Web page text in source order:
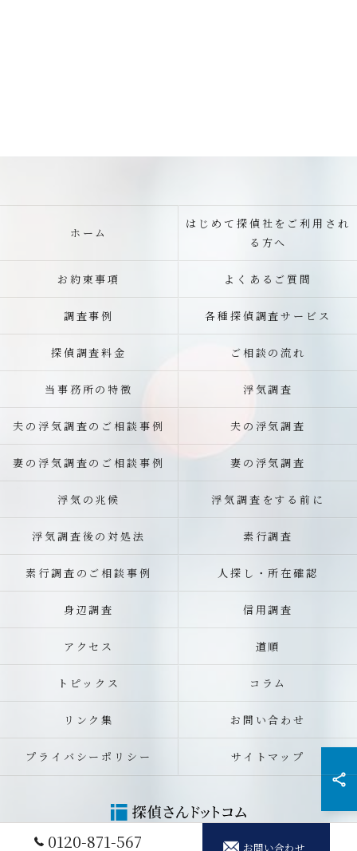
0120-871-567 お問い合わせ
ホーム
はじめて探偵社をご利用され
る方へ
お約束事項 よくあるご質問
調査事例 各種探偵調査サービス
探偵調査料金 ご相談の流れ
当事務所の特徴 浮気調査
夫の浮気調査のご相談事例 夫の浮気調査
妻の浮気調査のご相談事例 妻の浮気調査
浮気の兆候 浮気調査をする前に
浮気調査後の対処法 素行調査
素行調査のご相談事例 人探し・所在確認
身辺調査 信用調査
アクセス 道順
トピックス コラム
リンク集 お問い合わせ
プライバシーポリシー サイトマップ